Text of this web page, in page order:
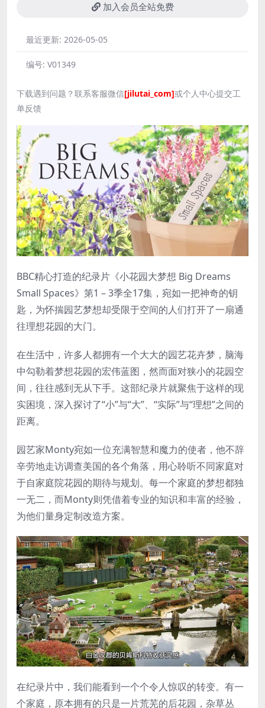
加入会员全站免费
最近更新: 2026-05-05
编号: V01349
下载遇到问题？联系客服微信[jilutai_com]或个人中心提交工
单反馈
BBC精心打造的纪录片《小花园大梦想 Big Dreams
Small Spaces》第1 – 3季全17集，宛如一把神奇的钥
匙，为怀揣园艺梦想却受限于空间的人们打开了一扇通
往理想花园的大门。
在生活中，许多人都拥有一个大大的园艺花卉梦，脑海
中勾勒着梦想花园的宏伟蓝图，然而面对狭小的花园空
间，往往感到无从下手。这部纪录片就聚焦于这样的现
实困境，深入探讨了“小”与“大”、“实际”与“理想”之间的
距离。
园艺家Monty宛如一位充满智慧和魔力的使者，他不辞
辛劳地走访调查美国的各个角落，用心聆听不同家庭对
于自家庭院花园的期待与规划。每一个家庭的梦想都独
一无二，而Monty则凭借着专业的知识和丰富的经验，
为他们量身定制改造方案。
在纪录片中，我们能看到一个个令人惊叹的转变。有一
个家庭，原本拥有的只是一片荒芜的后花园，杂草丛